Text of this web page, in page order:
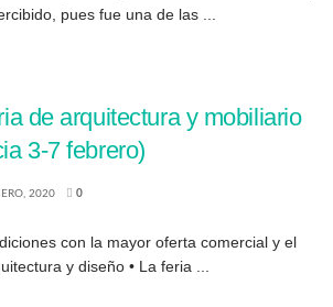
pues fue una de las ...
de arquitectura y mobiliario
3-7 febrero)
2020 0
con la mayor oferta comercial y el
y diseño • La feria ...